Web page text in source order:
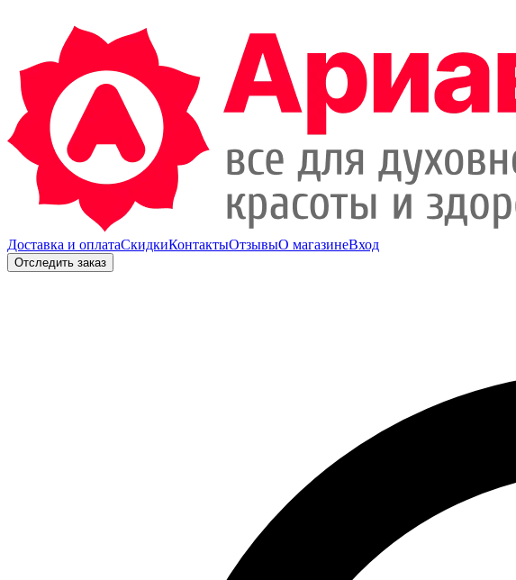
Доставка и оплатаСкидкиКонтактыОтзывыО магазинеВход
Отследить заказ